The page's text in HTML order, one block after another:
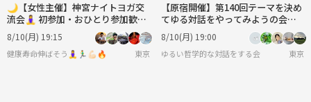
🌙【女性主催】神宮ナイトヨガ交
流会🧘‍♀️ 初参加・おひとり参加歓迎
✨
8/10(月) 19:15
健康寿命伸ばそう🧘‍♀️🏃‍♂️💪🏻🔥 東京
【原宿開催】第140回テーマを決め
てゆる対話をやってみようの会
（人は環境で変われるのか？）
8/10(月) 19:00
ゆるい哲学的な対話をする会 東京